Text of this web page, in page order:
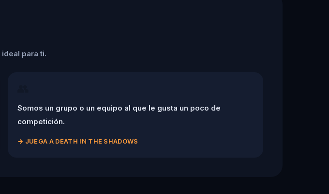
para ti.
Somos un grupo o un equipo al que le gusta un poco de
competición.
→ JUEGA A DEATH IN THE SHADOWS